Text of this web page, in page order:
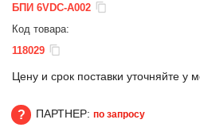
БПИ 6VDC-A002
Код товара:
118029
Цену и срок поставки уточняйте у
ПАРТНЕР: по запросу